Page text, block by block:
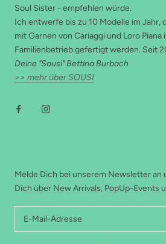
Soul Sister - empfehlen würde.
Ich entwerfe bis zu 10 Modelle im Jahr,
mit Garnen von Cariaggi und Loro
Familienbetrieb gefertigt werden. Seit
Deine "Sousi" Bettina Burbach
>> mehr über SOUSI
Melde Dich bei unserem Newsletter an
Dich über New Arrivals, PopUp-Events